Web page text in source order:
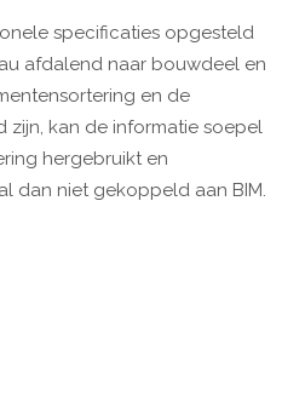
specificaties opgesteld
afdalend naar bouwdeel en
en de
kan de informatie soepel
hergebruikt en
dan niet gekoppeld aan BIM.